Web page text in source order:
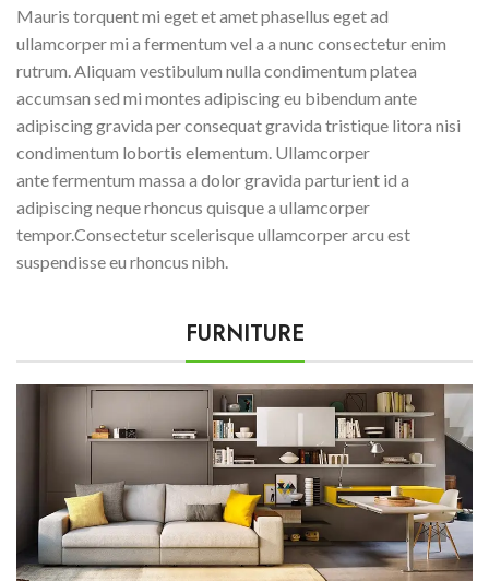
Mauris torquent mi eget et amet phasellus eget ad
ullamcorper mi a fermentum vel a a nunc consectetur enim
rutrum. Aliquam vestibulum nulla condimentum platea
accumsan sed mi montes adipiscing eu bibendum ante
adipiscing gravida per consequat gravida tristique litora nisi
condimentum lobortis elementum. Ullamcorper
ante fermentum massa a dolor gravida parturient id a
adipiscing neque rhoncus quisque a ullamcorper
tempor.Consectetur scelerisque ullamcorper arcu est
suspendisse eu rhoncus nibh.
FURNITURE